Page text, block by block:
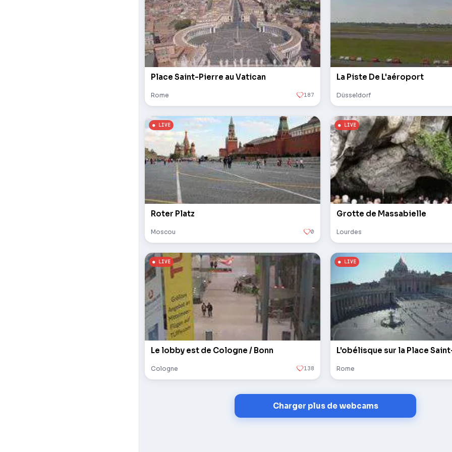
Place Saint-Pierre au Vatican
Rome 187
La Piste De L'aéroport
Düsseldorf
Roter Platz
Moscou 0
Grotte de Massabielle
Lourdes
Le lobby est de Cologne / Bonn
Cologne 138 Rome
Charger plus de webcams